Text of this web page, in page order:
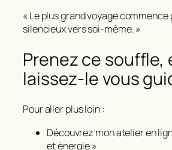
« Le plus grand voyage commence
silencieux vers soi-même. »
Prenez ce souffle,
laissez-le vous
Pour aller plus loin :
Découvrez mon atelier en
et énergie »